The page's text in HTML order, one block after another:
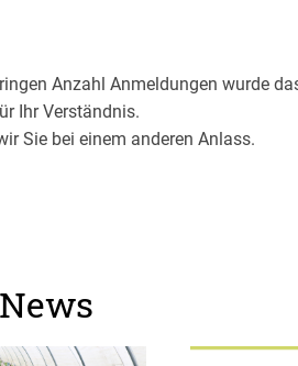
Anzahl Anmeldungen wurde
Ihr Verständnis.
Sie bei einem anderen Anlass.